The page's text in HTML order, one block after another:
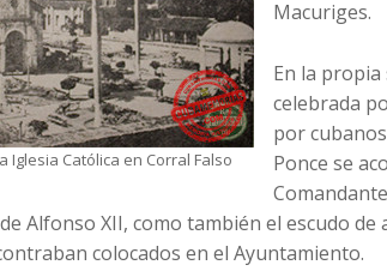
Iglesia Católica en Corral Falso
Macuriges.
En la
celebrada
por
Ponce se
Alfonso XII, como también el escudo de
colocados en el Ayuntamiento.